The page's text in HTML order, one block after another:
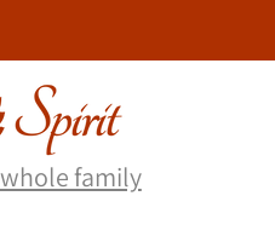
family